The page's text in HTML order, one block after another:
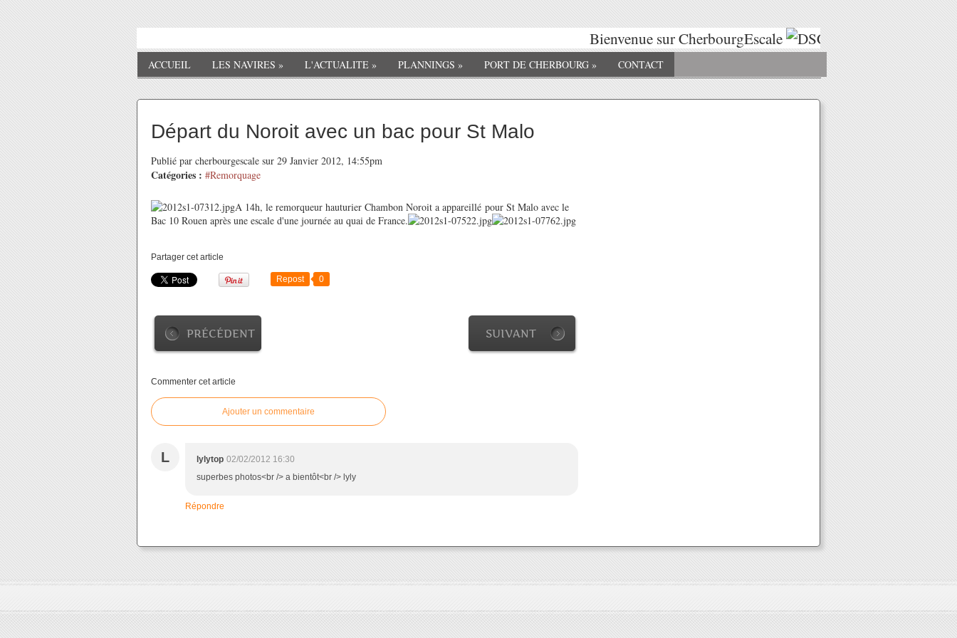
Bienvenue sur CherbourgEscale
ACCUEIL LES NAVIRES » L'ACTUALITE » PLANNINGS » PORT DE CHERBOURG » CONTACT
Départ du Noroit avec un bac pour St Malo
Publié par cherbourgescale sur 29 Janvier 2012, 14:55pm
Catégories : #Remorquage
A 14h, le remorqueur hauturier Chambon Noroit a appareillé pour St Malo avec le
Bac 10 Rouen après une escale d'une journée au quai de France.
Partager cet article
Repost 0
PRÉCÉDENT SUIVANT
Commenter cet article
Ajouter un commentaire
L lylytop 02/02/2012 16:30
superbes photos<br /> a bientôt<br /> lyly
Répondre